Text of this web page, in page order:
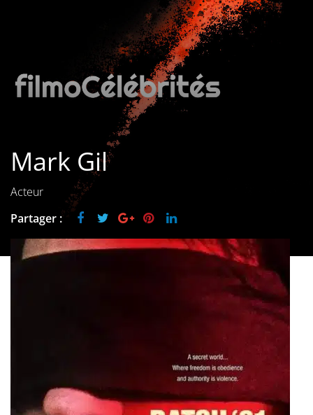
Les films par
Séries
interdits
Les Dossiers
Les disparus
Les acteurs
Les actrices
Mark Gil
Acteur
Partager :